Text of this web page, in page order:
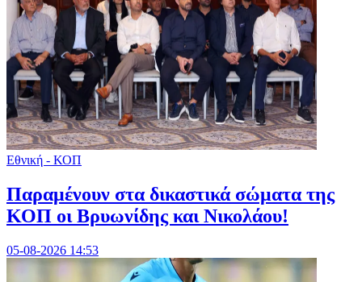
Εθνική - ΚΟΠ
Παραμένουν στα δικαστικά σώματα της
ΚΟΠ οι Βρυωνίδης και Νικολάου!
05-08-2026 14:53